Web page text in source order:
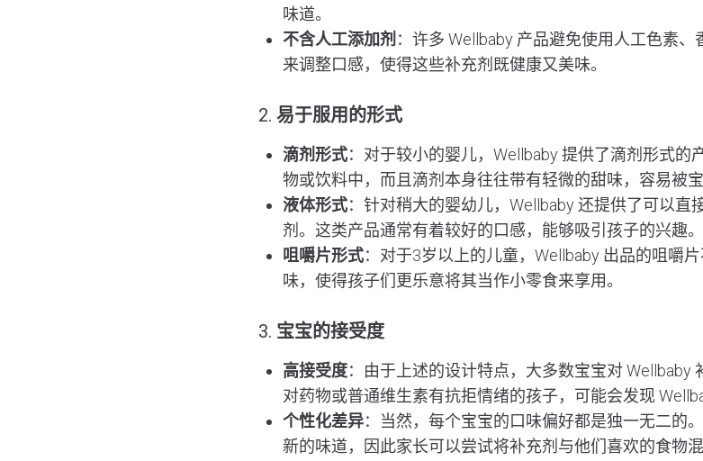
味道。
不含人工添加剂 ：许多 Wellbaby 产品避免使用人工色素
来调整口感，使得这些补充剂既健康又美味。
2. 易于服用的形式
滴剂形式：对于较小的婴儿，Wellbaby 提供了滴剂形式的
物或饮料中，而且滴剂本身往往带有轻微的甜味，容易被宝
液体形式：针对稍大的婴幼儿，Wellbaby 还提供了可以直
剂。这类产品通常有着较好的口感，能够吸引孩子的兴趣。
咀嚼片形式：对于3岁以上的儿童，Wellbaby 出品的咀嚼
味，使得孩子们更乐意将其当作小零食来享用。
3. 宝宝的接受度
高接受度：由于上述的设计特点，大多数宝宝对Wellbaby
对药物或普通维生素有抗拒情绪的孩子，可能会发现
个性化差异：当然，每个宝宝的口味偏好都是独一无二的
新的味道，因此家长可以尝试将补充剂与他们喜欢的食物